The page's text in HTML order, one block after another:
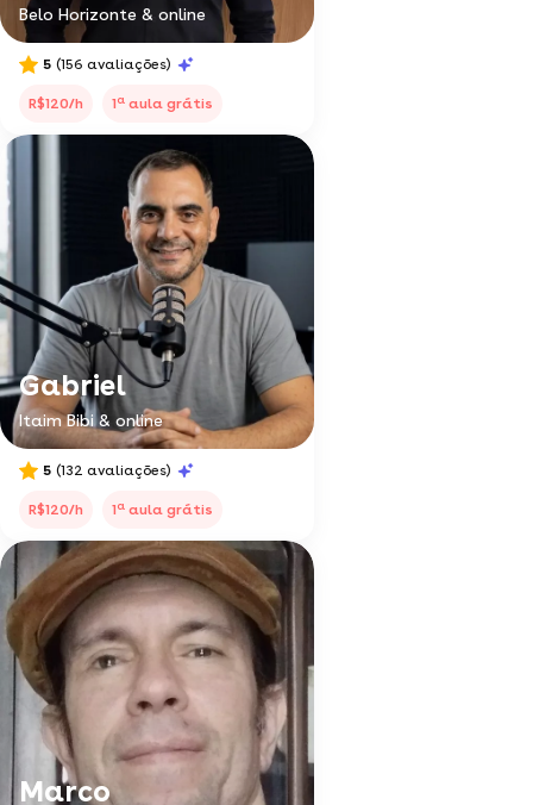
Belo Horizonte & online
5 (156 avaliações)
R$120/h 1a aula grátis
Gabriel
Itaim Bibi & online
5 (132 avaliações)
R$120/h 1a aula grátis
Marco